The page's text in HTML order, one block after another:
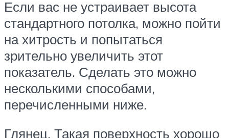
Если вас не устраивает высота
стандартного потолка, можно пойти
на хитрость и попытаться
зрительно увеличить этот
показатель. Сделать это можно
несколькими способами,
перечисленными ниже.
Глянец. Такая поверхность хорошо